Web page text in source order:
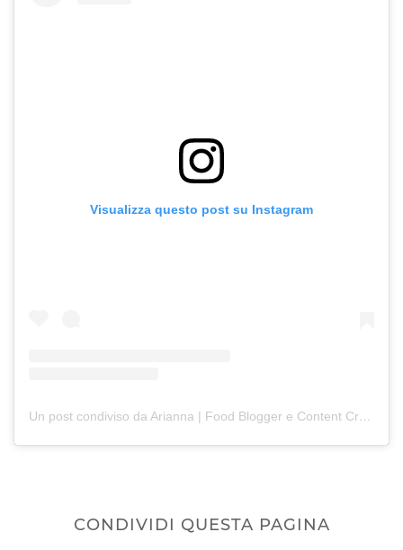
Visualizza questo post su Instagram
Un post condiviso da Arianna | Food Blogger e Content Creator (@merende_da_favola)
CONDIVIDI QUESTA PAGINA